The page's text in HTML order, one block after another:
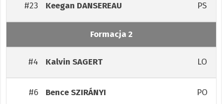
#23 Keegan DANSEREAU PS
Formacja 2
#4 Kalvin SAGERT LO
#6 BenceSZIRÁNYI PO